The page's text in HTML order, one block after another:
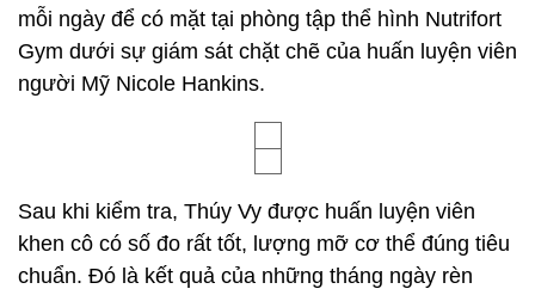
mỗi ngày để có mặt tại phòng tập thể hình Nutrifort
Gym dưới sự giám sát chặt chẽ của huấn luyện viên
người Mỹ Nicole Hankins.
Sau khi kiểm tra, Thúy Vy được huấn luyện viên
khen cô có số đo rất tốt, lượng mỡ cơ thể đúng tiêu
chuẩn. Đó là kết quả của những tháng ngày rèn